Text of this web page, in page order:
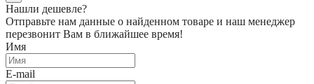
Нашли дешевле?
Отправьте нам данные о найденном товаре и наш менеджер
перезвонит Вам в ближайшее время!
Имя
E-mail